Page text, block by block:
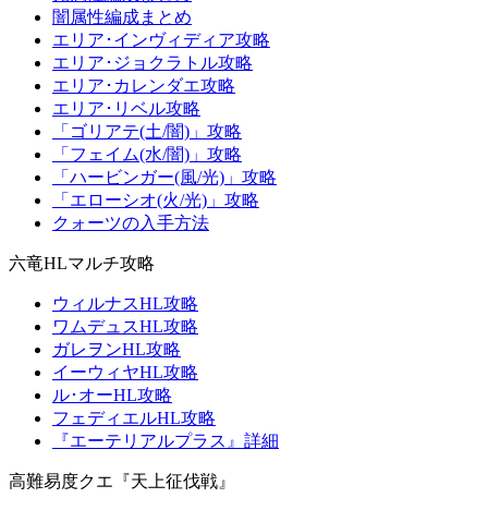
闇属性編成まとめ
エリア･インヴィディア攻略
エリア･ジョクラトル攻略
エリア･カレンダエ攻略
エリア･リベル攻略
「ゴリアテ(土/闇)」攻略
「フェイム(水/闇)」攻略
「ハービンガー(風/光)」攻略
「エローシオ(火/光)」攻略
クォーツの入手方法
六竜HLマルチ攻略
ウィルナスHL攻略
ワムデュスHL攻略
ガレヲンHL攻略
イーウィヤHL攻略
ル･オーHL攻略
フェディエルHL攻略
『エーテリアルプラス』詳細
高難易度クエ『天上征伐戦』